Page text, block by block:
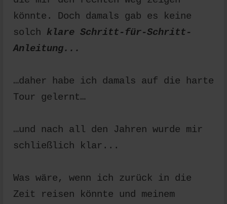
könnte. Doch damals gab es keine
solch klare Schritt-für-Schritt-
Anleitung...
…daher habe ich damals auf die harte
Tour gelernt…
…und nach all den Jahren wurde mir
schließlich klar...
Was wäre, wenn ich zurück in die
Zeit reisen könnte und meinem